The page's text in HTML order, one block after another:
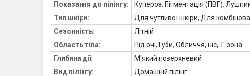
Показання до пілінгу: Купероз, Пігментація (ПВГ),
Тип шкіри:
Для чутливої ​​шкіри, Для
Сезонність:
Літній
Область тіла:
Під очі, Губи, Обличчя, ніс, Т-зона
Глибина дії:
М'який поверхневий
Вид пілінгу:
Домашній пілінг